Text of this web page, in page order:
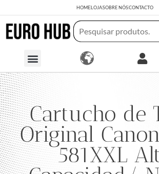
HOMELOJASOBRE NÓSCONTACTO
Cartucho de
Original
581XXL